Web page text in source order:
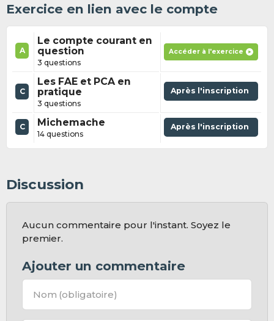
Exercice en lien avec le compte
A
Le compte courant en
question
3 questions
Accéder à l'exercice
C
Les FAE et PCA en
pratique
3 questions
Après l'inscription
C Michemache
14 questions
Après l'inscription
Discussion
Aucun commentaire pour l'instant. Soyez le
premier.
Ajouter un commentaire
Nom (obligatoire)